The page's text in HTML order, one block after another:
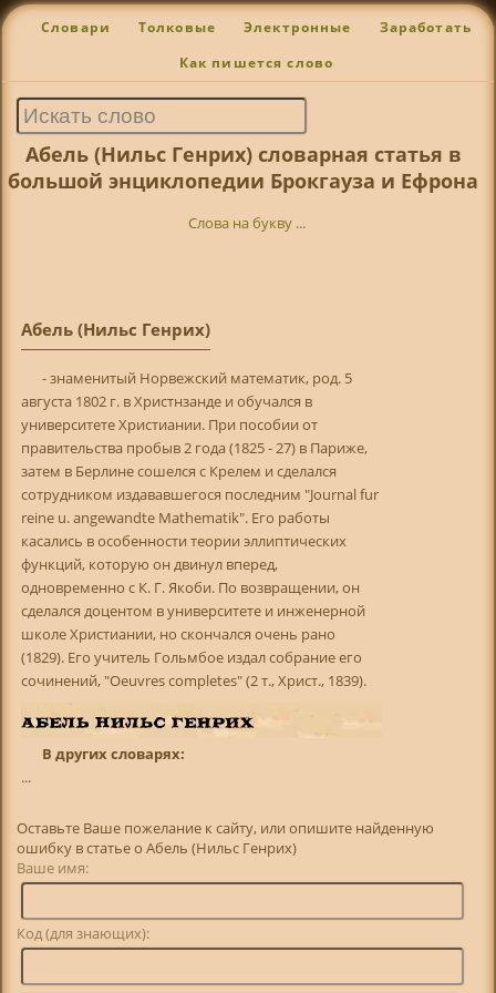
Словари Толковые Электронные Заработать
Как пишется слово
Абель (Нильс Генрих) словарная статья в
большой энциклопедии Брокгауза и Ефрона
Слова на букву ...
Абель (Нильс Генрих)
- знаменитый Норвежский математик, род. 5
августа 1802 г. в Христнзанде и обучался в
университете Христиании. При пособии от
правительства пробыв 2 года (1825 - 27) в Париже,
затем в Берлине сошелся с Крелем и сделался
сотрудником издававшегося последним "Journal fur
reine u. angewandte Mathematik". Его работы
касались в особенности теории эллиптических
функций, которую он двинул вперед,
одновременно с К. Г. Якоби. По возвращении, он
сделался доцентом в университете и инженерной
школе Христиании, но скончался очень рано
(1829). Его учитель Гольмбое издал собрание его
сочинений, "Oeuvres completes" (2 т., Христ., 1839).
В других словарях:
...
Оставьте Ваше пожелание к сайту, или опишите найденную
ошибку в статье о Абель (Нильс Генрих)
Ваше имя:
Код (для знающих):